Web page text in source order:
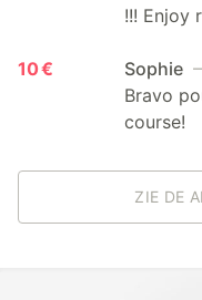
!!! Enjoy
10 € Sophie
Bravo
course!
ZIE DE